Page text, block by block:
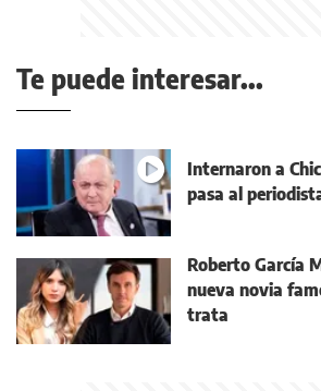
Te puede interesar...
Internaron a
pasa al
Roberto García
nueva novia
trata